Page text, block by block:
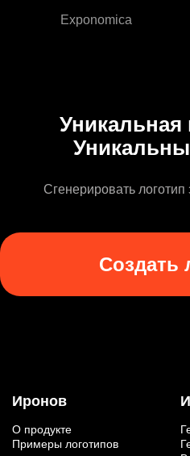
Exponomica
Уникальная
Сгенерировать
Создать
Иронов
О продукте
Примеры логотипов